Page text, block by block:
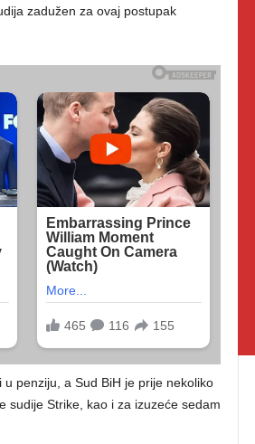
zadužen za ovaj postupak
penziju, a Sud BiH je prije nekoliko
sudije Strike, kao i za izuzeće sedam